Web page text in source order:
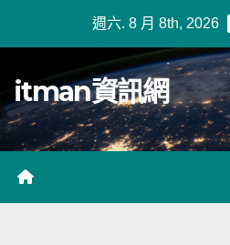
週六. 8 月 8th, 2026
itman資訊網